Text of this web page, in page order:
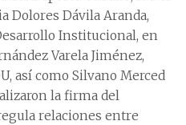
Dolores Dávila Aranda,
Institucional, en
Varela Jiménez,
así como Silvano Merced
la firma del
relaciones entre